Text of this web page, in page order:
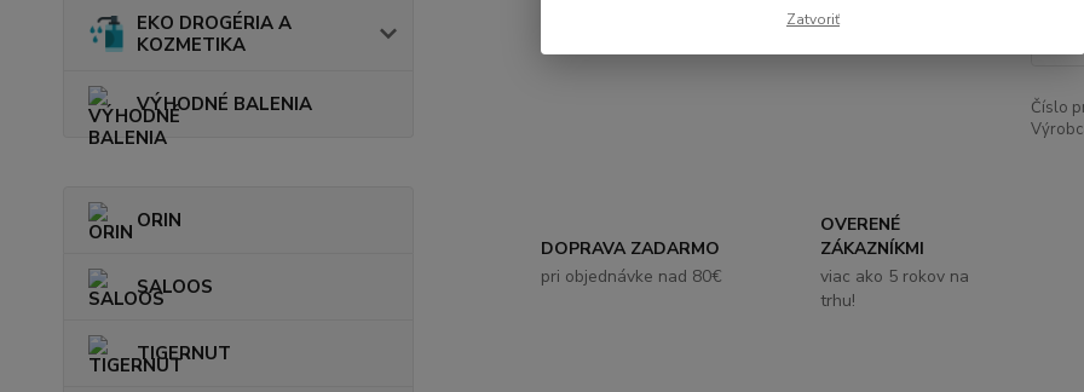
EKO DROGÉRIA A
KOZMETIKA
VÝHODNÉ BALENIA
ORIN
SALOOS
TIGERNUT
Číslo
DOPRAVA ZADARMO
pri objednávke nad 80€
OVERENÉ
ZÁKAZNÍKMI
viac ako 5 rokov na
trhu!
Zatvoriť